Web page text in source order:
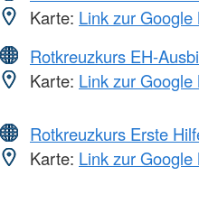
Karte: Link zur
Rotkreuzkurs EH-
Karte: Link zur
Rotkreuzkurs Erste
Karte: Link zur